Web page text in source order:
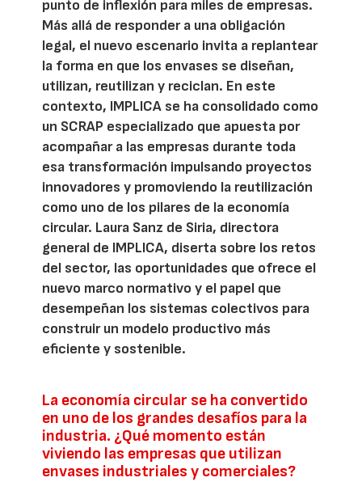
punto de inflexión para miles de empresas.
Más allá de responder a una obligación
legal, el nuevo escenario invita a replantear
la forma en que los envases se diseñan,
utilizan, reutilizan y reciclan. En este
contexto, IMPLICA se ha consolidado como
un SCRAP especializado que apuesta por
acompañar a las empresas durante toda
esa transformación impulsando proyectos
innovadores y promoviendo la reutilización
como uno de los pilares de la economía
circular. Laura Sanz de Siria, directora
general de IMPLICA, diserta sobre los retos
del sector, las oportunidades que ofrece el
nuevo marco normativo y el papel que
desempeñan los sistemas colectivos para
construir un modelo productivo más
eficiente y sostenible.
La economía circular se ha convertido
en uno de los grandes desafíos para la
industria. ¿Qué momento están
viviendo las empresas que utilizan
envases industriales y comerciales?